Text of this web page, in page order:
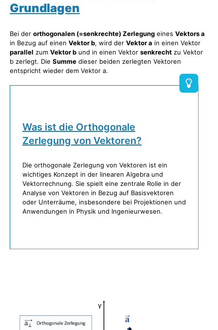
Grundlagen
Bei der orthogonalen (=senkrechte) Zerlegung eines Vektors a
in Bezug auf einen Vektor b, wird der Vektor a in einen Vektor
parallel zum Vektor b und in einen Vektor senkrecht zu Vektor
b zerlegt. Die Summe dieser beiden zerlegten Vektoren
entspricht wieder dem Vektor a.
Was ist die Orthogonale
Zerlegung von Vektoren?
Die orthogonale Zerlegung von Vektoren ist ein
wichtiges Konzept in der linearen Algebra und
Vektorrechnung. Sie spielt eine zentrale Rolle in der
Analyse von Vektoren in Bezug auf Basisvektoren
oder Unterräume, insbesondere bei Projektionen und
Anwendungen in Physik und Ingenieurwesen.